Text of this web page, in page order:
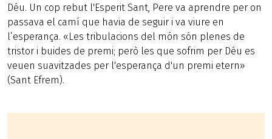
Déu. Un cop rebut l'Esperit Sant, Pere va aprendre per on
passava el camí que havia de seguir i va viure en
l’esperança. «Les tribulacions del món són plenes de
tristor i buides de premi; però les que sofrim per Déu es
veuen suavitzades per l'esperança d'un premi etern»
(Sant Efrem).